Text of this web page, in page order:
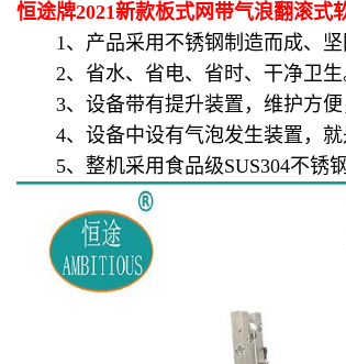
恒途牌2021新款板式网带气浪翻滚式
1、产品采用不锈钢制造而成、坚
2、省水、省电、省时、干净卫生
3、设备带有提升装置，维护方便
4、设备中设有气泡发生装置，就
5、整机采用食品级SUS304不锈钢